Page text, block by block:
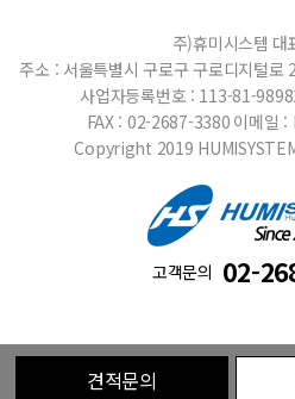
주)휴미시스템 대
주소 : 서울특별시 구로구 구로디지털
사업자등록번호 : 113-81-
FAX : 02-2687-3380 이메일
Copyright 2019
고객문의 02-
견적문의